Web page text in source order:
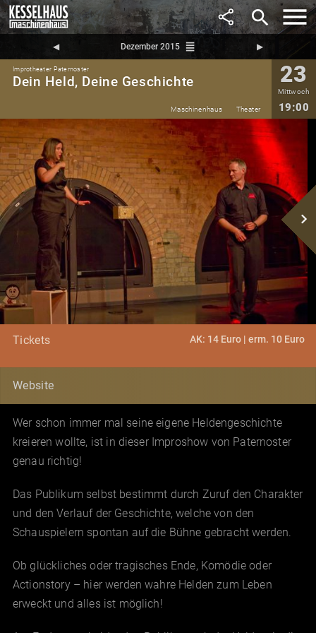
search
◀︎ Dezember 2015 reorder ▶︎
Improtheater Paternoster
Dein Held, Deine Geschichte 23
Mittwoch
19:00
Maschinenhaus Theater
navigate_next
Tickets AK: 14 Euro | erm. 10 Euro
Website
Wer schon immer mal seine eigene Heldengeschichte
kreieren wollte, ist in dieser Improshow von Paternoster
genau richtig!
Das Publikum selbst bestimmt durch Zuruf den Charakter
und den Verlauf der Geschichte, welche von den
Schauspielern spontan auf die Bühne gebracht werden.
Ob glückliches oder tragisches Ende, Komödie oder
Actionstory – hier werden wahre Helden zum Leben
erweckt und alles ist möglich!